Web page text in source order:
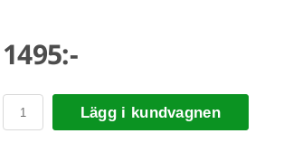
1495:-
Lägg i kundvagnen